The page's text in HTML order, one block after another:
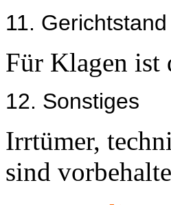
11. Gerichtstand
Für Klagen ist
12. Sonstiges
Irrtümer,
sind